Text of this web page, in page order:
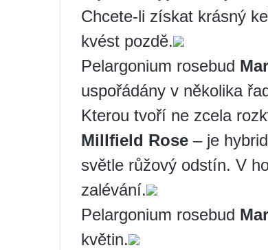
Chcete-li získat krásný
kvést pozdě.
Pelargonium rosebud
uspořádány v několika
Kterou tvoří ne zcela
Millfield Rose – je
světle růžový odstín. V
zalévání.
Pelargonium rosebud
květin.